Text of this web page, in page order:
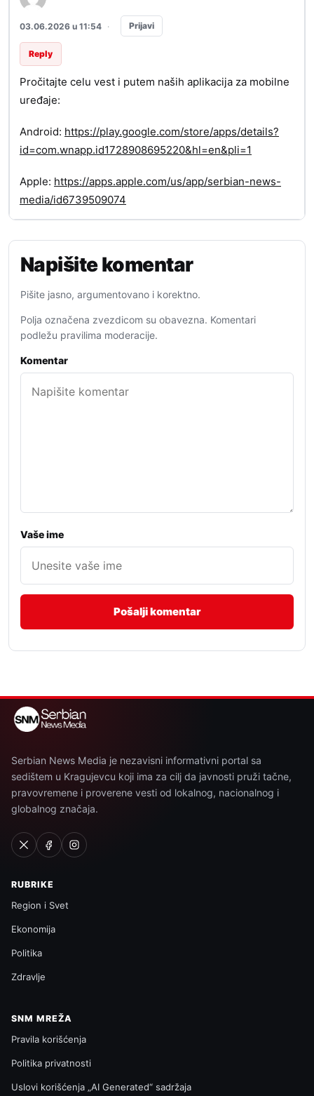
03.06.2026 u 11:54 · Prijavi
Reply
Pročitajte celu vest i putem naših aplikacija za mobilne
uređaje:
Android: https://play.google.com/store/apps/details?
id=com.wnapp.id1728908695220&hl=en&pli=1
Apple: https://apps.apple.com/us/app/serbian-news-
media/id6739509074
Napišite komentar
Pišite jasno, argumentovano i korektno.
Polja označena zvezdicom su obavezna. Komentari
podležu pravilima moderacije.
Komentar
Vaše ime
Serbian News Media je nezavisni informativni portal sa
sedištem u Kragujevcu koji ima za cilj da javnosti pruži tačne,
pravovremene i proverene vesti od lokalnog, nacionalnog i
globalnog značaja.
RUBRIKE
Region i Svet
Ekonomija
Politika
Zdravlje
SNM MREŽA
Pravila korišćenja
Politika privatnosti
Uslovi korišćenja „AI Generated“ sadržaja